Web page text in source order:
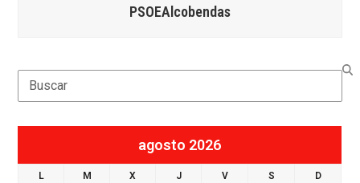
PSOEAlcobendas
Search
agosto 2026
L M X J V S D